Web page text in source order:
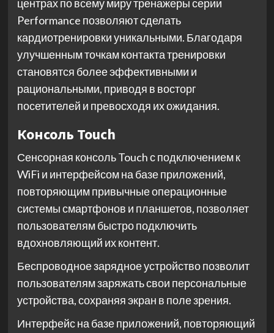
центрах по всему миру тренажеры серии
Performance позволяют сделать
кардиотренировки уникальными. Благодаря
улучшенным точкам контакта тренировки
становятся более эффективными и
рациональными, приводя в восторг
посетителей и превосходя их ожидания.
Консоль Touch
Сенсорная консоль Touch с подключением к
WiFi и интерфейсом на базе приложений,
повторяющим привычные операционные
системы смартфонов и планшетов, позволяет
пользователям быстро подключить
вдохновляющий их контент.
Беспроводное зарядное устройство позволит
пользователям заряжать свои персональные
устройства, сохраняя экран в поле зрения.
Интерфейс на базе приложений, повторяющий